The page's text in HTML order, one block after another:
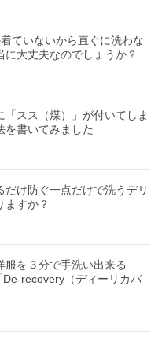
ていないから直ぐに洗わな
に大丈夫なのでしょうか？
スス（煤）」が付いてしま
を書いてみました
け防ぐ一点だけで洗うデリ
ますか？
服を３分で手洗い出来る
De-recovery（ディーリカバ